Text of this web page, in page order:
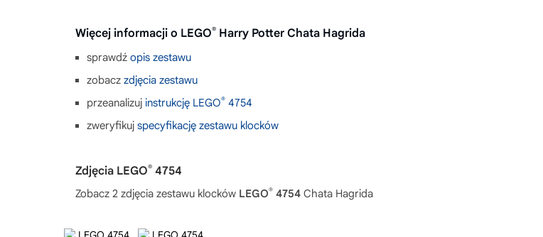
Więcej informacji o LEGO® Harry Potter Chata Hagrida
sprawdź opis zestawu
zobacz zdjęcia zestawu
przeanalizuj instrukcję LEGO® 4754
zweryfikuj specyfikację zestawu klocków
Zdjęcia LEGO® 4754
Zobacz 2 zdjęcia zestawu klocków LEGO® 4754 Chata Hagrida